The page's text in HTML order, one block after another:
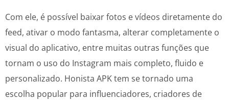
Com ele, é possível baixar fotos e vídeos diretamente do
feed, ativar o modo fantasma, alterar completamente o
visual do aplicativo, entre muitas outras funções que
tornam o uso do Instagram mais completo, fluido e
personalizado. Honista APK tem se tornado uma
escolha popular para influenciadores, criadores de